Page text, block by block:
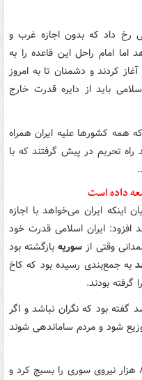
رخ داد که بدون اجازه غرب و
امام راحل این قاعده را به
کردند و دشمنان تا به امروز
باید از دایره قدرت خارج
همه کشورها علیه ایران همراه
راه تحریم در پیش گرفتند که با
داده است
ایران می‌خواهد با اجازه
ایران اسلامی قدرت خود
وقتی از سوریهبازگشته بود
به جمع‌بندی رسیده بود که کاخ
گرفته بودند.
بود که نگران نباشد و اگر
توزیع شود و مردم ساماندهی شوند